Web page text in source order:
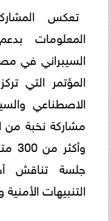
تعكس
المعلومات
السيبراني في
المؤتمر التي
الاصطناعي
مشاركة نخبة من
جلسة تناقش
التنبيهات الأمنية